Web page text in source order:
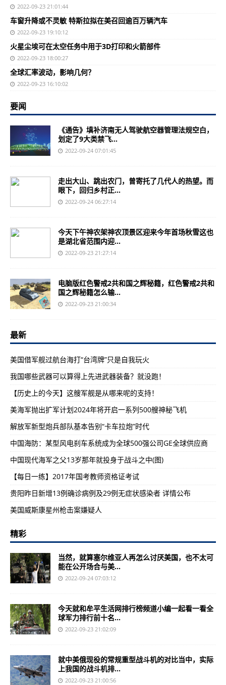
2022-09-23 21:01:44
车窗升降或不灵敏 特斯拉拟在美召回逾百万辆汽车
2022-09-23 19:10:12
火星尘埃可在太空任务中用于3D打印和火箭部件
2022-09-23 18:00:27
全球汇率波动，影响几何？
2022-09-23 16:10:02
要闻
《通告》填补济南无人驾驶航空器管理法规空白，
划定了9大类禁飞...
2022-09-24 07:01:45
走出大山、跳出农门，曾寄托了几代人的热望。而
眼下，回归乡村正...
2022-09-24 06:27:14
今天下午神农架神农顶景区迎来今年首场秋雪这也
是湖北省范围内迎...
2022-09-23 21:27:14
电脑版红色警戒2共和国之辉秘籍，红色警戒2共和
国之辉秘籍怎么输...
2022-09-23 21:00:34
最新
美国借军舰过航台海打“台湾牌”只是自我玩火
我国哪些武器可以算得上先进武器装备？就没跑！
【历史上的今天】这艘军舰是从哪来呢的支持！
美海军抛出扩军计划2024年将开启一系列500艘神秘飞机
解放军新型炮兵部队基本告别“卡车拉炮”时代
中国海防：某型风电刹车系统成为全球500强公司GE全球供应商
中国现代海军之父13岁那年就投身于战斗之中(图)
【每日一练】2017年国考教师资格证考试
贵阳昨日新增13例确诊病例及29例无症状感染者 详情公布
美国威斯康星州枪击案嫌疑人
精彩
当然，就算塞尔维亚人再怎么讨厌美国，也不太可
能在公开场合与美...
2022-09-24 07:03:12
今天就和牟平生活网排行榜频道小编一起看一看全
球军力排行前十名...
2022-09-23 21:02:09
就中美俄现役的常规重型战斗机的对比当中，实际
上我国的战斗机排...
2022-09-23 21:00:56